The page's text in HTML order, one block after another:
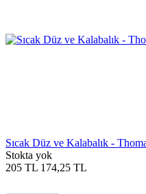
Sıcak Düz ve Kalabalık -
Stokta yok
205 TL 174,25 TL